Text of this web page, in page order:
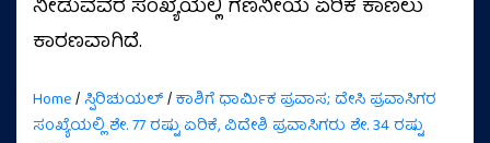
ನೀಡುವವರ ಸಂಖ್ಯೆಯಲ್ಲಿ ಗಣನೀಯ ಏರಿಕೆ ಕಾಣಲು
ಕಾರಣವಾಗಿದೆ.
Home/ಸ್ಪಿರಿಚುಯಲ್/ಕಾಶಿಗೆ ಧಾರ್ಮಿಕ ಪ್ರವಾಸ; ದೇಸಿ ಪ್ರವಾಸಿಗರ
ಸಂಖ್ಯೆಯಲ್ಲಿ ಶೇ. 77 ರಷ್ಟು ಏರಿಕೆ, ವಿದೇಶಿ ಪ್ರವಾಸಿಗರು ಶೇ. 34 ರಷ್ಟು